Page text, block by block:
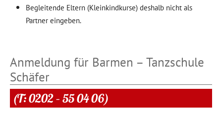
Begleitende Eltern (Kleinkindkurse) deshalb nicht als
Partner eingeben.
Anmeldung für Barmen – Tanzschule
Schäfer
(T: 0202 – 55 04 06)